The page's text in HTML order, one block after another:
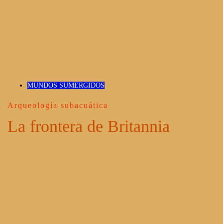
MUNDOS SUMERGIDOS
Arqueología subacuática
La frontera de Britannia